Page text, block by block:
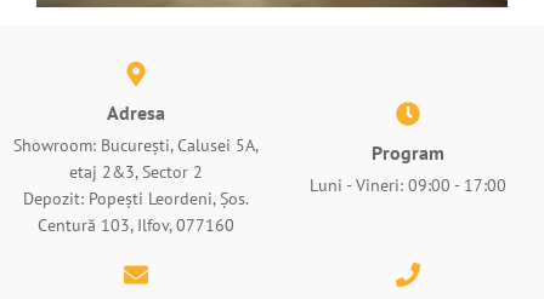
Adresa
Showroom: București, Calusei 5A,
etaj 2&3, Sector 2
Depozit: Popești Leordeni, Șos.
Centură 103, Ilfov, 077160
Program
Luni - Vineri: 09:00 - 17:00